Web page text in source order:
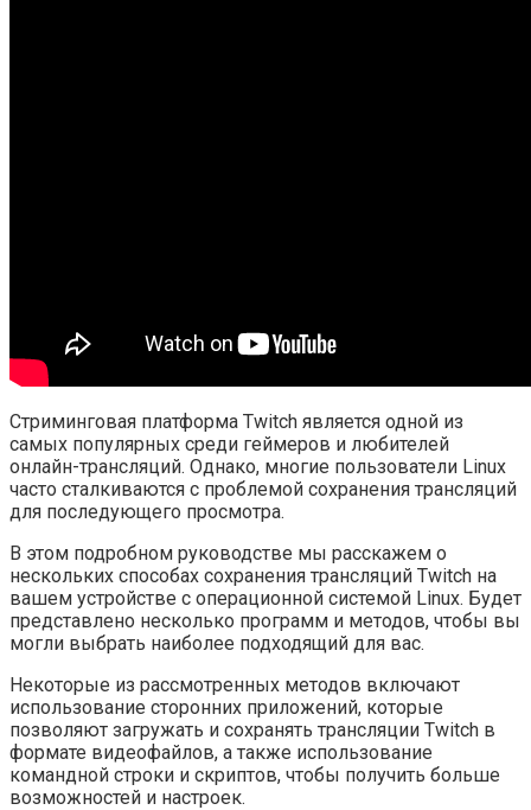
Стриминговая платформа Twitch является одной из
самых популярных среди геймеров и любителей
онлайн-трансляций. Однако, многие пользователи Linux
часто сталкиваются с проблемой сохранения трансляций
для последующего просмотра.
В этом подробном руководстве мы расскажем о
нескольких способах сохранения трансляций Twitch на
вашем устройстве с операционной системой Linux. Будет
представлено несколько программ и методов, чтобы вы
могли выбрать наиболее подходящий для вас.
Некоторые из рассмотренных методов включают
использование сторонних приложений, которые
позволяют загружать и сохранять трансляции Twitch в
формате видеофайлов, а также использование
командной строки и скриптов, чтобы получить больше
возможностей и настроек.